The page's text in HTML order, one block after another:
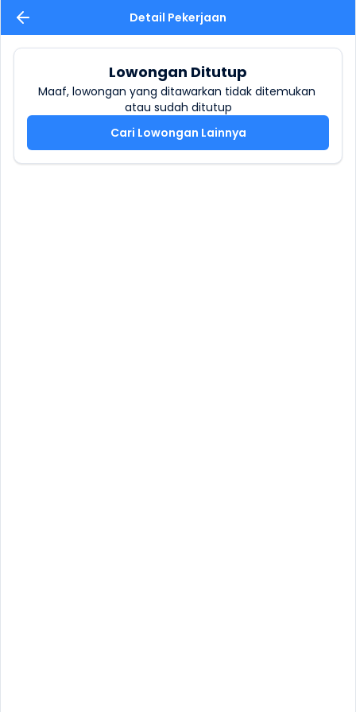
Detail Pekerjaan
Lowongan Ditutup
Maaf, lowongan yang ditawarkan tidak ditemukan
atau sudah ditutup
Cari Lowongan Lainnya